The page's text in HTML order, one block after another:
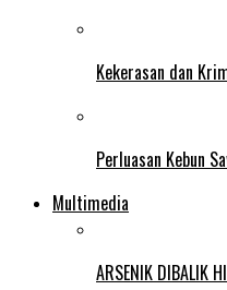
Kekerasan dan
Perluasan Kebun
Multimedia
ARSENIK DIBALIK